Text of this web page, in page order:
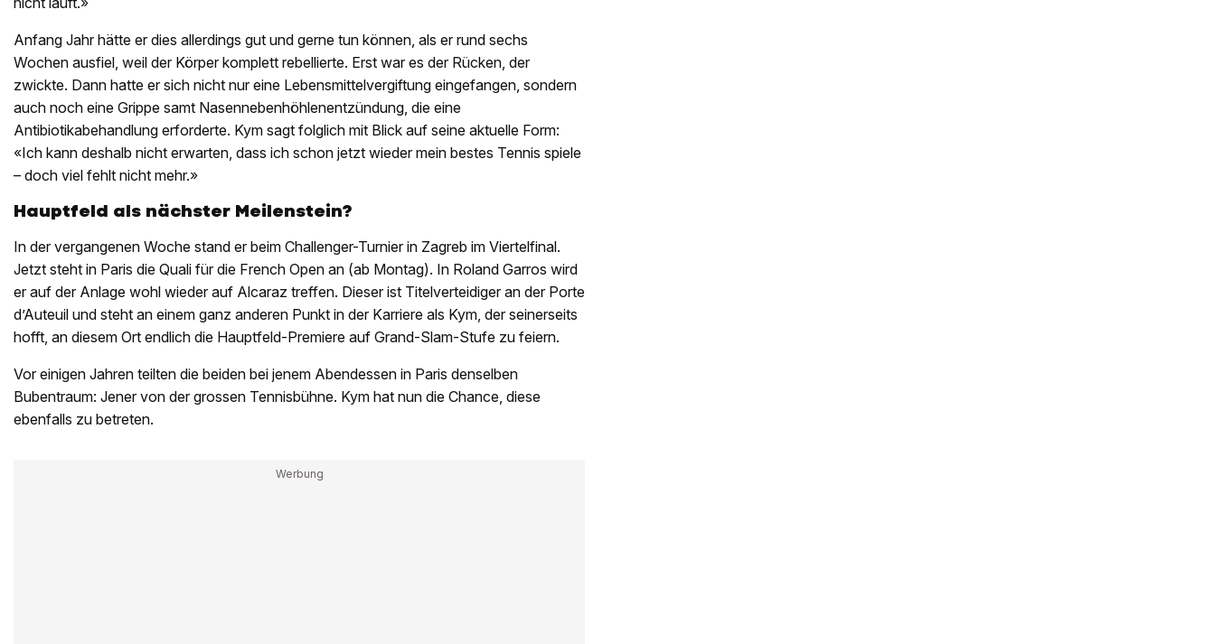
Anfang Jahr hätte er dies allerdings gut und gerne tun können, als er rund sechs
Wochen ausfiel, weil der Körper komplett rebellierte. Erst war es der Rücken, der
zwickte. Dann hatte er sich nicht nur eine Lebensmittelvergiftung eingefangen, sondern
auch noch eine Grippe samt Nasennebenhöhlenentzündung, die eine
Antibiotikabehandlung erforderte. Kym sagt folglich mit Blick auf seine aktuelle Form:
«Ich kann deshalb nicht erwarten, dass ich schon jetzt wieder mein bestes Tennis spiele
– doch viel fehlt nicht mehr.»
Hauptfeld als nächster Meilenstein?
In der vergangenen Woche stand er beim Challenger-Turnier in Zagreb im Viertelfinal.
Jetzt steht in Paris die Quali für die French Open an (ab Montag). In Roland Garros wird
er auf der Anlage wohl wieder auf Alcaraz treffen. Dieser ist Titelverteidiger an der Porte
d’Auteuil und steht an einem ganz anderen Punkt in der Karriere als Kym, der seinerseits
hofft, an diesem Ort endlich die Hauptfeld-Premiere auf Grand-Slam-Stufe zu feiern.
Vor einigen Jahren teilten die beiden bei jenem Abendessen in Paris denselben
Bubentraum: Jener von der grossen Tennisbühne. Kym hat nun die Chance, diese
ebenfalls zu betreten.